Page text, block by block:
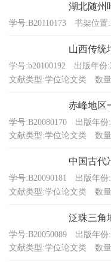
学号:B20110173 书架位置
山西传统
学号:b20100192 出版年份
文献类型:学位论文类
数
学号:B20080170 出版年份
文献类型:学位论文类
数
中国古代
学号:B20090181 出版年份
文献类型:学位论文类
数
泛珠三角
学号:B20050089 出版年份
文献类型:学位论文类
数